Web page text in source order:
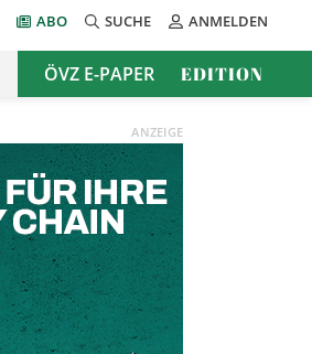
ABO SUCHE ANMELDEN
ÖVZ E-PAPER EDITION
ANZEIGE